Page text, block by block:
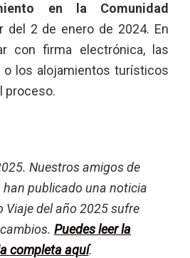
en la Comunidad
del 2 de enero de 2024. En
con firma electrónica, las
o los alojamientos turísticos
proceso.
Nuestros amigos de
han publicado una noticia
Viaje del año 2025 sufre
Puedes leer la
completa aquí.